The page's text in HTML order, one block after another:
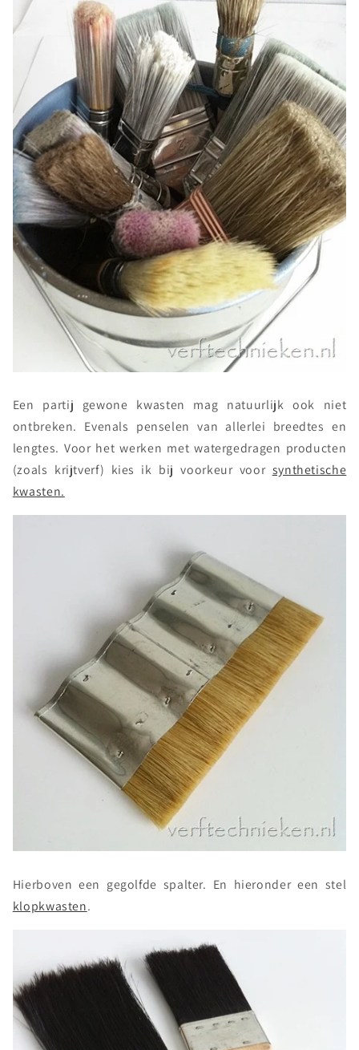
Een partij gewone kwasten mag natuurlijk ook niet
ontbreken. Evenals penselen van allerlei breedtes en
lengtes. Voor het werken met watergedragen producten
(zoals krijtverf) kies ik bij voorkeur voor synthetische
kwasten.
Hierboven een gegolfde spalter. En hieronder een stel
klopkwasten.